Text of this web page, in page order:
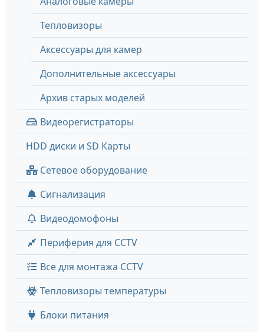
Тепловизоры
Аксессуары для камер
Дополнительные аксессуары
Архив старых моделей
Видеорегистраторы
HDD диски и SD Карты
Сетевое оборудование
Сигнализация
Видеодомофоны
Периферия для CCTV
Все для монтажа CCTV
Тепловизоры температуры
Блоки питания